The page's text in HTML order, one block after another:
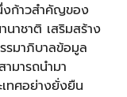
งก้าวสำคัญของ
นาชาติ เสริมสร้าง
รมาภิบาลข้อมูล
มารถนำมา
ทศอย่างยั่งยืน